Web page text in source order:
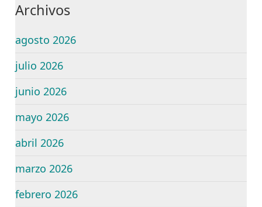
Archivos
agosto 2026
julio 2026
junio 2026
mayo 2026
abril 2026
marzo 2026
febrero 2026